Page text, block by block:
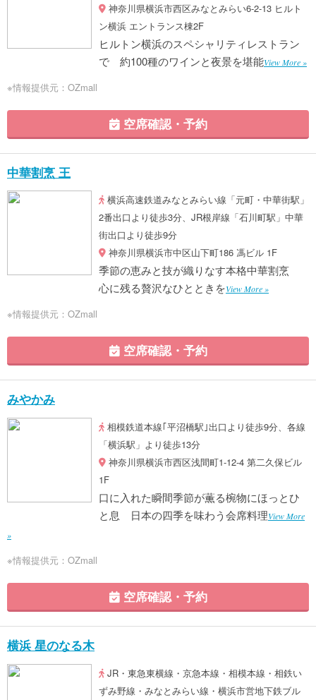
神奈川県横浜市西区みなとみらい6-2-13 ヒルト
ン横浜 エントランス棟2F
ヒルトン横浜のスペシャリティレストラン
で 約100種のワインと夜景を堪能View More »
※情報提供元：OZmall
空席確認・予約
中華割烹 王
横浜高速鉄道みなとみらい線「元町・中華街駅」
2番出口より徒歩3分、JR根岸線「石川町駅」中華
街出口より徒歩9分
神奈川県横浜市中区山下町186 馮ビル 1F
季節の恵みと技が織りなす本格中華割烹
心に残る贅沢なひとときをView More »
※情報提供元：OZmall
空席確認・予約
みやかみ
相模鉄道本線｢平沼橋駅｣出口より徒歩9分、各線
「横浜駅」より徒歩13分
神奈川県横浜市西区浅間町1-12-4 第二久保ビル
1F
口に入れた瞬間季節が薫る椀物にほっとひ
と息 日本の四季を味わう会席料理View More
»
※情報提供元：OZmall
空席確認・予約
横浜 星のなる木
JR・東急東横線・京急本線・相模本線・相鉄い
ずみ野線・みなとみらい線・横浜市営地下鉄ブル